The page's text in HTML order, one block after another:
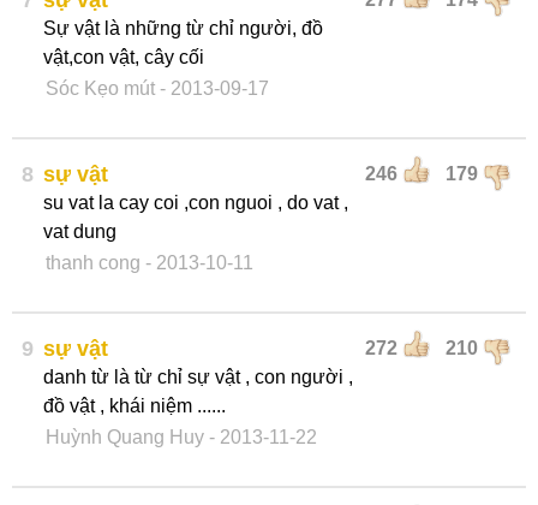
Sự vật là những từ chỉ người, đồ
vật,con vật, cây cối
Sóc Kẹo mút - 2013-09-17
8 246 179
sự vật
su vat la cay coi ,con nguoi , do vat ,
vat dung
thanh cong - 2013-10-11
9 272 210
sự vật
danh từ là từ chỉ sự vật , con người ,
đồ vật , khái niệm ......
Huỳnh Quang Huy - 2013-11-22